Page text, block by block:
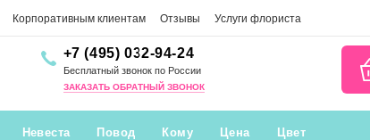
Корпоративным клиентам Отзывы Услуги флориста
+7 (495) 032-94-24
Бесплатный звонок по России
ЗАКАЗАТЬ ОБРАТНЫЙ ЗВОНОК
Невеста Повод Кому Цена Цвет